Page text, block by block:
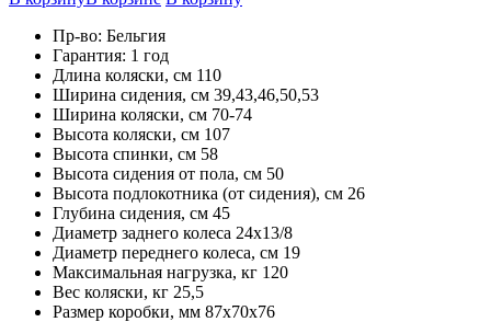
Пр-во: Бельгия
Гарантия: 1 год
Длина коляски, см 110
Ширина сидения, см 39,43,46,50,53
Ширина коляски, см 70-74
Высота коляски, см 107
Высота спинки, см 58
Высота сидения от пола, см 50
Высота подлокотника (от сидения), см 26
Глубина сидения, см 45
Диаметр заднего колеса 24х13/8
Диаметр переднего колеса, см 19
Максимальная нагрузка, кг 120
Вес коляски, кг 25,5
Размер коробки, мм 87х70х76